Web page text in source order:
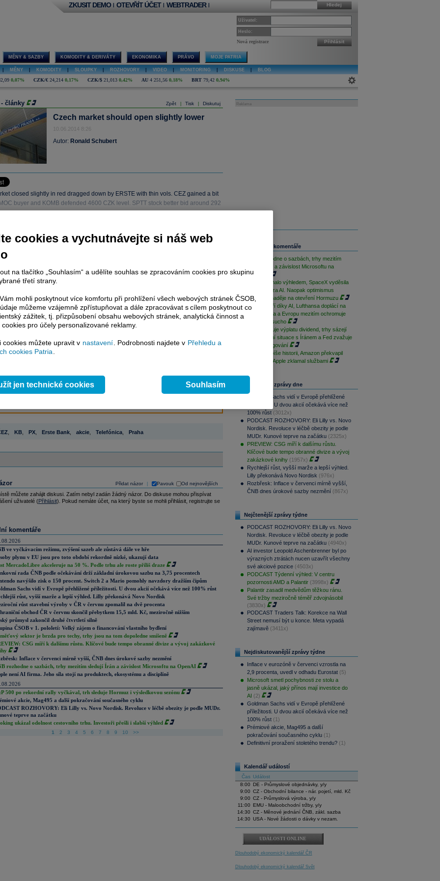
Hledej
ZKUSIT DEMO | OTEVŘÍT ÚČET | WEBTRADER |
Uživatel:
Heslo:
Nová registrace Přihlásit
MĚNY & SAZBY KOMODITY & DERIVÁTY EKONOMIKA PRÁVO MOJE PATRIA
MĚNY KOMODITY SLOUPKY ROZHOVORY VIDEO MONITORING DISKUSE BLOG
0,07% CZK/€ 24,214 0,17% CZK/$ 21,013 0,42% AU 4 251,56 0,18% BRT 79,42 0,94%
Zpět Tisk Diskutuj
- články
Czech market should open slightly lower
10.06.2014 8:26
Autor: Ronald Schubert
closed slightly in red dragged down by ERSTE with thin vols. CEZ gained a bit
buyer and KOMB defended 4600 CZK level. SPTT stock better bid around 292
článku je dostupné jen klientům placených služeb
Plus
služeb, potom je nutné sePřihlásit.
kekompletnímu zpravodajství
bez jakýchkoliv omezení. Veškeré
komentáře a horké zprávy jsou
terminálovou metodou (bez nutnosti obnovovat stránku) bez
zpravodajství, ale i další služby získáte v Patria Plus / Investor Plus -
avaluace, ekonomické fundamenty více
KB, PX, Erste Bank, akcie, Telefónica, Praha
Přidat názor Pavouk Od nejnovějších
můžete zahájit diskusi. Zatím nebyl zadán žádný názor. Do diskuse mohou přispívat
uživatelé (Přihlásit). Pokud nemáte účet, na který byste se mohli přihlásit, registrujte se
komentáře
ve vyčkávacím režimu, zvýšení sazeb ale zůstává dále ve hře
plynu v EU jsou pro toto období rekordně nízké, ukazují data
MercadoLibre akceleruje na 50 %. Podle trhu ale roste příliš draze
rada ČNB podle očekávání drží základní úrokovou sazbu na 3,75 procentech
navýšilo zisk o 150 procent. Switch 2 a Mario pomohly navzdory dražším čipům
Sachs vidí v Evropě přehlížené příležitosti. U dvou akcií očekává více než 100% růst
růst, vyšší marže a lepší výhled. Lilly překonává Novo Nordisk
růst stavební výroby v ČR v červnu zpomalil na dvě procenta
obchod ČR v červnu skončil přebytkem 15,5 mld. Kč, meziročně nižším
průmysl zakončil druhé čtvrtletí silně
ČSOB v 1. pololetí: Velký zájem o financování vlastního bydlení
sektor je brzda pro techy, trhy jsou na tom dopoledne smíšeně
CSG míří k dalšímu růstu. Klíčové bude tempo obranné divize a vývoj zakázkové
Inflace v červenci mírně vyšší, ČNB dnes úrokové sazby nezmění
rozhodne o sazbách, trhy mezitím sledují Írán a závislost Microsoftu na OpenAI
není AI firma. Jeho síla stojí na produktech, ekosystému a disciplíně
500 po rekordní rally vyčkával, trh sleduje Hormuz i výsledkovou sezónu
akcie, Mag495 a další pokračování současného cyklu
ROZHOVORY: Eli Lilly vs. Novo Nordisk. Revoluce v léčbě obezity je podle MUDr.
teprve na začátku
ukázal odolnost cestovního trhu. Investoři přešli i slabší výhled
1 2 3 4 5 6 7 8 9 10 >>
Reklama
Související komentáře
ČNB rozhodne o sazbách, trhy mezitím
sledují Írán a závislost Microsoftu na
OpenAI
AMD zklamalo výhledem, SpaceX vyděsila
cenovkou za AI. Naopak optimismus
podporují naděje na otevření Hormuzu
Palantir září díky AI, Lufthansa doplácí na
drahá paliva a Evropu mezitím ochromuje
historické sucho
ČEZ zahajuje výplatu dividend, trhy sázejí
na uklidnění situace s Íránem a Fed zvažuje
změnu fungování
Microsoft píše historii, Amazon překvapil
cloudem a Apple zklamal službami
Nejčtenější zprávy dne
Goldman Sachs vidí v Evropě přehlížené
příležitosti. U dvou akcií očekává více než
100% růst (3012x)
PODCAST ROZHOVORY: Eli Lilly vs. Novo
Nordisk. Revoluce v léčbě obezity je podle
MUDr. Kunové teprve na začátku (2325x)
PREVIEW: CSG míří k dalšímu růstu.
Klíčové bude tempo obranné divize a vývoj
zakázkové knihy (1957x)
Rychlejší růst, vyšší marže a lepší výhled.
Lilly překonává Novo Nordisk (976x)
Rozbřesk: Inflace v červenci mírně vyšší,
ČNB dnes úrokové sazby nezmění (867x)
Nejčtenější zprávy týdne
PODCAST ROZHOVORY: Eli Lilly vs. Novo
Nordisk. Revoluce v léčbě obezity je podle
MUDr. Kunové teprve na začátku (4940x)
AI investor Leopold Aschenbrenner byl po
výrazných ztrátách nucen uzavřít všechny
své akciové pozice (4503x)
PODCAST Týdenní výhled: V centru
pozornosti AMD a Palantir (3998x)
Palantir zasadil medvědům těžkou ránu.
Své tržby meziročně téměř zdvojnásobil
(3830x)
PODCAST Traders Talk: Korekce na Wall
Street nemusí být u konce. Meta vypadá
zajímavě (3411x)
Nejdiskutovanější zprávy týdne
Inflace v eurozóně v červenci vzrostla na
2,9 procenta, uvedl v odhadu Eurostat (5)
Microsoft smetl pochybnosti ze stolu a
jasně ukázal, jaký přínos mají investice do
AI (2)
Goldman Sachs vidí v Evropě přehlížené
příležitosti. U dvou akcií očekává více než
100% růst (1)
Prémiové akcie, Mag495 a další
pokračování současného cyklu (1)
Definitivní proražení stoletého trendu? (1)
Kalendář událostí
Čas Událost
8:00
DE - Průmyslové objednávky, y/y
9:00 CZ - Obchodní bilance - nár. pojetí, mld. Kč
9:00 CZ - Průmyslová výroba, y/y
11:00
EMU - Maloobchodní tržby, y/y
14:30 CZ - Měnové jednání ČNB, zákl. sazba
14:30 USA - Nové žádosti o dávky v nezam.
UDÁLOSTI ONLINE
Dlouhodobý ekonomický kalendář ČR
Dlouhodobý ekonomický kalendář Svět
cookies a vychutnávejte si náš web
na tlačítko „Souhlasím“ a udělíte souhlas se zpracováním cookies pro skupinu
třetí strany.
mohli poskytnout více komfortu při prohlížení všech webových stránek ČSOB,
můžeme vzájemně zpřístupňovat a dále zpracovávat s cílem poskytnout co
zážitek, tj. přizpůsobení obsahu webových stránek, analytická činnost a
pro účely personalizované reklamy.
cookies můžete upravit v nastavení . Podrobnosti najdete v Přehledu a
cookies Patria
jen technické cookies Souhlasím